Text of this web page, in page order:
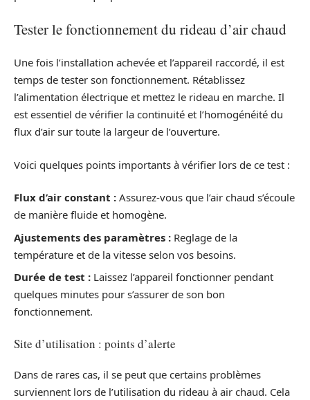
Tester le fonctionnement du rideau d’air chaud
Une fois l’installation achevée et l’appareil raccordé, il est
temps de tester son fonctionnement. Rétablissez
l’alimentation électrique et mettez le rideau en marche. Il
est essentiel de vérifier la continuité et l’homogénéité du
flux d’air sur toute la largeur de l’ouverture.
Voici quelques points importants à vérifier lors de ce test :
Flux d’air constant : Assurez-vous que l’air chaud s’écoule
de manière fluide et homogène.
Ajustements des paramètres : Reglage de la
température et de la vitesse selon vos besoins.
Durée de test : Laissez l’appareil fonctionner pendant
quelques minutes pour s’assurer de son bon
fonctionnement.
Site d’utilisation : points d’alerte
Dans de rares cas, il se peut que certains problèmes
surviennent lors de l’utilisation du rideau à air chaud. Cela